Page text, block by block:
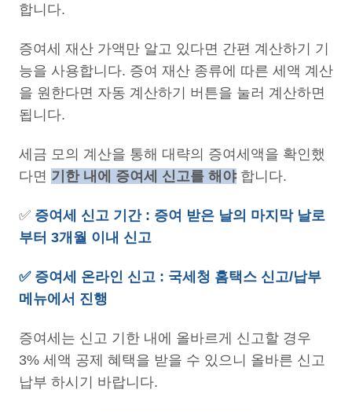
합니다.
증여세 재산 가액만 알고 있다면 간편 계산하기 기
능을 사용합니다. 증여 재산 종류에 따른 세액 계산
을 원한다면 자동 계산하기 버튼을 눌러 계산하면
됩니다.
세금 모의 계산을 통해 대략의 증여세액을 확인했
다면 기한 내에 증여세 신고를 해야합니다.
✅ 증여세 신고 기간 : 증여 받은 날의 마지막 날로
부터 3개월 이내 신고
✅ 증여세 온라인 신고 : 국세청 홈택스 신고/납부
메뉴에서 진행
증여세는 신고 기한 내에 올바르게 신고할 경우
3% 세액 공제 혜택을 받을 수 있으니 올바른 신고
납부 하시기 바랍니다.